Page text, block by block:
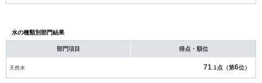
水の種類別部門結果
部門項目 得点・順位
天然水 71 .1点（第6位）